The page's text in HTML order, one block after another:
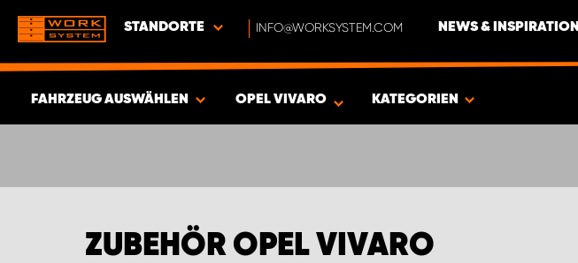
STANDORTE INFO@WORKSYSTEM.COM NEWS & INSPIRATION
FAHRZEUG AUSWÄHLEN OPEL VIVARO KATEGORIEN
ZUBEHÖR OPEL VIVARO